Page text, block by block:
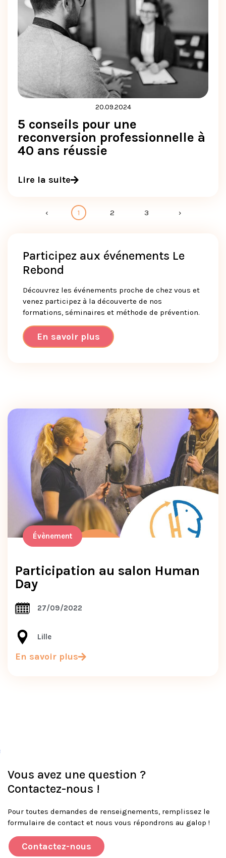
20.09.2024
5 conseils pour une
reconversion professionnelle à
40 ans réussie
Lire la suite
‹ 1 2 3 ›
Participez aux événements Le
Rebond
Découvrez les événements proche de chez vous et
venez participez à la découverte de nos
formations, séminaires et méthode de prévention.
En savoir plus
Évènement
Participation au salon Human
Day
27/09/2022
Lille
En savoir plus
Vous avez une question ?
Contactez-nous !
Pour toutes demandes de renseignements, remplissez le
formulaire de contact et nous vous répondrons au galop !
Contactez-nous